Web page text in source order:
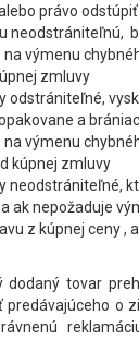
právo
neodstrániteľnú,
výmenu
zmluvy
odstrániteľné,
a
výmenu
kúpnej zmluvy
neodstrániteľné,
ak nepožaduje
z kúpnej ceny ,
dodaný tovar
o